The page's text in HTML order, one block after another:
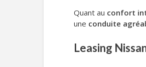
Quant au confort
une conduite
Leasing